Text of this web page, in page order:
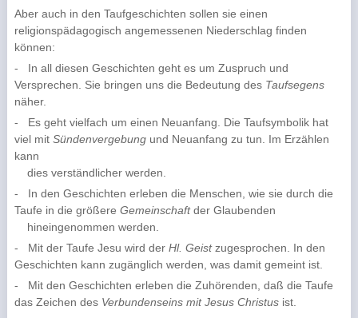
Aber auch in den Taufgeschichten sollen sie einen
religionspädagogisch angemessenen Nieder­schlag finden
können:
-
In all diesen Geschichten geht es um Zuspruch und
Versprechen. Sie bringen uns die Bedeu­tung des Taufsegens
näher.
-
Es geht vielfach um einen Neuanfang. Die Taufsymbolik hat
viel mit Sündenvergebungund Neuanfang zu tun. Im Erzählen
kann
dies verständlicher werden.
-
In den Geschichten erleben die Menschen, wie sie durch die
Taufe in die größere Gemeinschaftder Glaubenden
hineingenommen werden.
-
Mit der Taufe Jesu wird der Hl. Geistzugesprochen. In den
Geschichten kann zugänglich wer­den, was damit gemeint ist.
-
Mit den Geschichten erleben die Zuhörenden, daß die Taufe
das Zeichen des Verbundenseins mit Jesus Christus ist.